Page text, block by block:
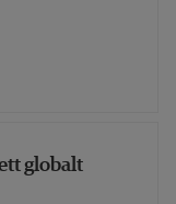
globalt